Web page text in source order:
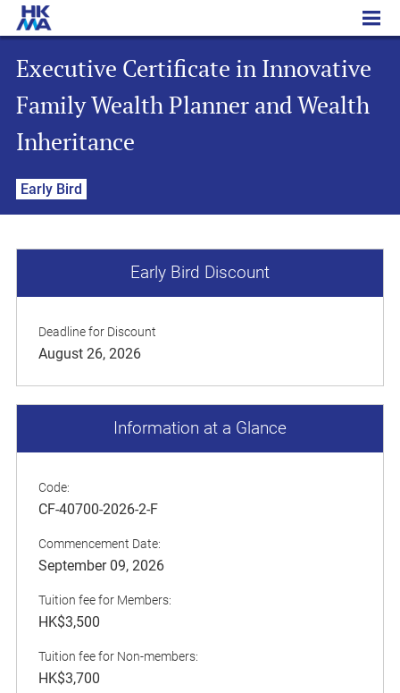
Executive Certificate in Innovative Family Wealth Planner and Wealth Inheritance
Executive Certificate in Innovative
Family Wealth Planner and Wealth
Inheritance
Early Bird
Early Bird Discount
Deadline for Discount
August 26, 2026
Information at a Glance
Code:
CF-40700-2026-2-F
Commencement Date:
September 09, 2026
Tuition fee for Members:
HK$3,500
Tuition fee for Non-members:
HK$3,700